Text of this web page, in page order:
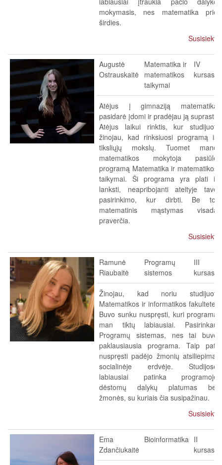
mokymasis, nes matematika prie
širdies.
Susisiekti
Augustė
Ostrauskaitė
Matematika ir
matematikos
taikymai
IV
kursas
Atėjus į gimnaziją matematika
pasidarė įdomi ir pradėjau ją suprasti.
Atėjus laikui rinktis, kur studijuoti
žinojau, kad rinksiuosi programą iš
tiksliųjų mokslų. Tuomet mano
matematikos mokytoja pasiūlė
programą Matematika ir matematikos
taikymai. Ši programa yra plati ir
lanksti, neapribojanti ateityje tavo
pasirinkimo, kur dirbti. Be to,
matematinis mąstymas visada
praverčia.
Susisiekti
Ramunė
Riaubaitė
Programų
sistemos
III
kursas
Žinojau, kad noriu studijuoti
Matematikos ir informatikos fakultete.
Buvo sunku nuspręsti, kuri programa
man tiktų labiausiai. Pasirinkau
Programų sistemas, nes tai buvo
paklausiausia programa. Taip pat,
nuspręsti padėjo žmonių atsiliepimai
socialinėje erdvėje. Studijose
labiausiai patinka programoje
dėstomų dalykų platumas bei
žmonės, su kuriais čia susipažinau.
Susisiekti
Ema
Zdančiukaitė
Bioinformatika II
kursas